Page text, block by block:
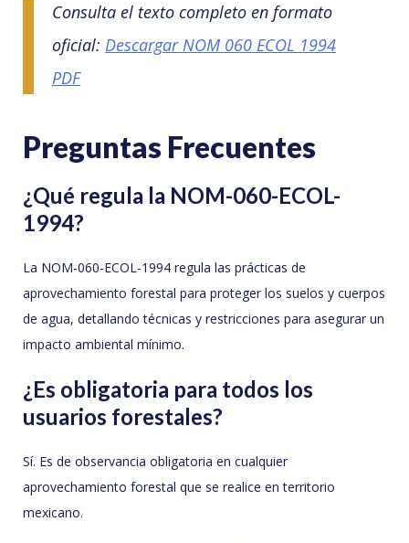
Consulta el texto completo en formato
oficial: Descargar NOM 060 ECOL 1994
PDF
Preguntas Frecuentes
¿Qué regula la NOM-060-ECOL-
1994?
La NOM-060-ECOL-1994 regula las prácticas de
aprovechamiento forestal para proteger los suelos y cuerpos
de agua, detallando técnicas y restricciones para asegurar un
impacto ambiental mínimo.
¿Es obligatoria para todos los
usuarios forestales?
Sí. Es de observancia obligatoria en cualquier
aprovechamiento forestal que se realice en territorio
mexicano.